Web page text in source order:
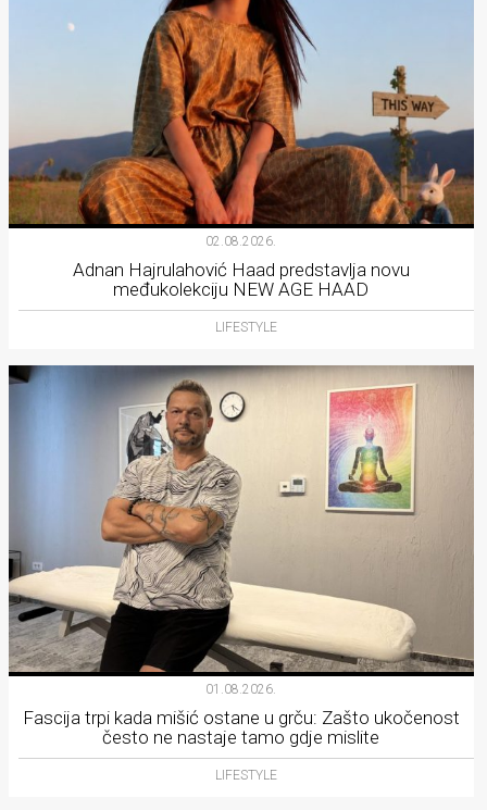
02.08.2026.
Adnan Hajrulahović Haad predstavlja novu
međukolekciju NEW AGE HAAD
LIFESTYLE
01.08.2026.
Fascija trpi kada mišić ostane u grču: Zašto ukočenost
često ne nastaje tamo gdje mislite
LIFESTYLE